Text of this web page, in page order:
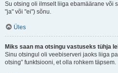
Su otsing oli ilmselt liiga ebamäärane või
"ja" või "ei") sõnu.
Üles
Miks saan ma otsingu vastuseks tühja
Sinu otsingul oli veebiserveri jaoks liiga
otsing” funktsiooni, et olla rohkem täpsem.